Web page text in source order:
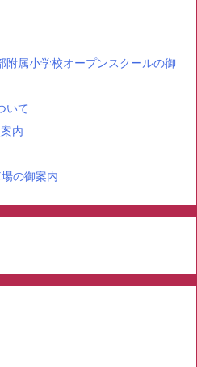
属小学校オープンスクールの御
いて
内
の御案内